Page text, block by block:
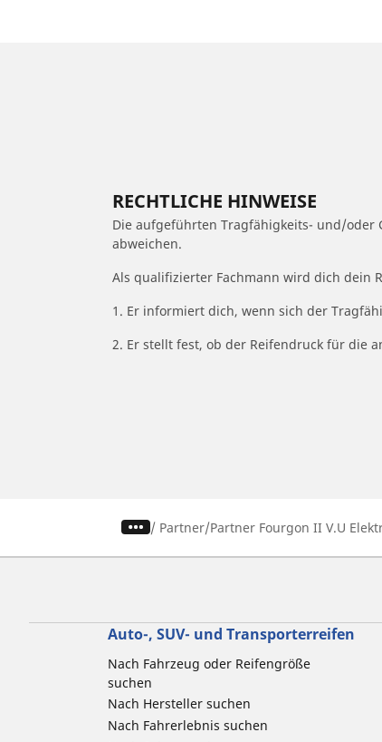
RECHTLICHE HINWEISE
Die aufgeführten Tragfähigkeits- und/oder
abweichen.
Als qualifizierter Fachmann wird dich dein
1. Er informiert dich, wenn sich der
2. Er stellt fest, ob der Reifendruck für die
/ Partner Partner Fourgon II V.U
Auto-, SUV- und Transporterreifen
Nach Fahrzeug oder Reifengröße
suchen
Nach Hersteller suchen
Nach Fahrerlebnis suchen